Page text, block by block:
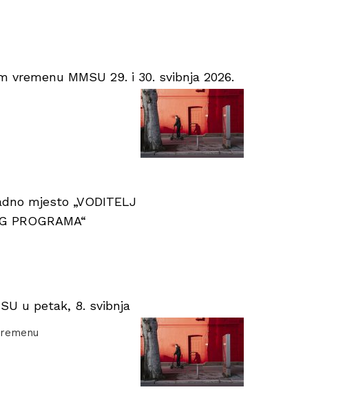
vremenu MMSU 29. i 30. svibnja 2026.
mjesto „VODITELJ
PROGRAMA“
u petak, 8. svibnja